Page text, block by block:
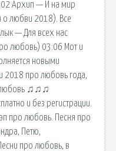
Архип — И на мир
о любви 2018). Все
— Для всех нас
любовь) 03:06 Мот и
новыми
2018 про любовь года,
любовь ♫♫♫
и без регистрации.
про любовь. Песня про
Петю,
про любовь, в